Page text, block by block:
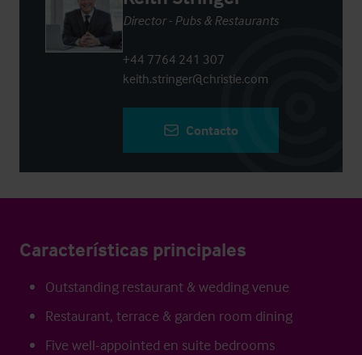
Director - Pubs & Restaurants
+44 7764 241 307
keith.stringer@christie.com
Contacto
Características principales
Outstanding restaurant & wedding venue
Restaurant, terrace & garden room dining
Five well-appointed en suite bedrooms